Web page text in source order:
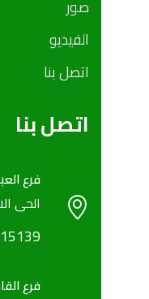
صور
الفيديو
اتصل بنا
اتصل بنا
فرع
الحى
فرع